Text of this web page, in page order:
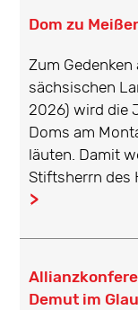
Dom zu
Zum
sächsischen
2026) wird die
Doms am
läuten. Damit
Stiftsherrn des
...
Demut im